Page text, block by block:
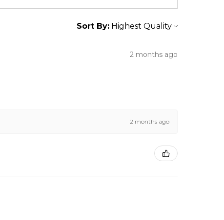
Sort By:
2 months ago
2 months ago